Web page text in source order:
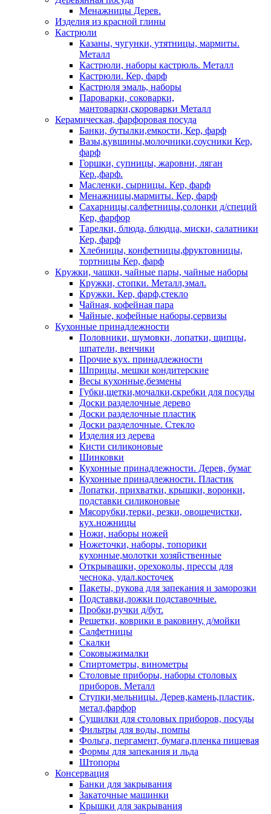
Менажницы Дерев.
Изделия из красной глины
Кастрюли
Казаны, чугунки, утятницы, мармиты.
Металл
Кастрюли, наборы кастрюль. Металл
Кастрюли. Кер, фарф
Кастрюля эмаль, наборы
Пароварки, соковарки,
мантоварки,скороварки Металл
Керамическая, фарфоровая посуда
Банки, бутылки,емкости, Кер, фарф
Вазы,кувшины,молочники,соусники Кер,
фарф
Горшки, супницы, жаровни, ляган
Кер.,фарф.
Масленки, сырницы. Кер, фарф
Менажницы,мармиты. Кер, фарф
Сахарницы,салфетницы,солонки д/специй
Кер, фарфор
Тарелки, блюда, блюдца, миски, салатники
Кер, фарф
Хлебницы, конфетницы,фруктовницы,
тортницы Кер, фарф
Кружки, чашки, чайные пары, чайные наборы
Кружки, стопки. Металл,эмал.
Кружки. Кер, фарф,стекло
Чайная, кофейная пара
Чайные, кофейные наборы,сервизы
Кухонные принадлежности
Половники, шумовки, лопатки, щипцы,
шпатели, венчики
Прочие кух. принадлежности
Шприцы, мешки кондитерские
Весы кухонные,безмены
Губки,щетки,мочалки,скребки для посуды
Доски разделочные дерево
Доски разделочные пластик
Доски разделочные. Стекло
Изделия из дерева
Кисти силиконовые
Шинковки
Кухонные принадлежности. Дерев, бумаг
Кухонные принадлежности. Пластик
Лопатки, прихватки, крышки, воронки,
подставки силиконовые
Мясорубки,терки, резки, овощечистки,
кух.ножницы
Ножи, наборы ножей
Ножеточки, наборы, топорики
кухонные,молотки хозяйственные
Открывашки, орехоколы, прессы для
чеснока, удал.косточек
Пакеты, рукова для запекания и заморозки
Подставки,ложки подставочные.
Пробки,ручки д/бут.
Решетки, коврики в раковину, д/мойки
Салфетницы
Скалки
Соковыжималки
Спиртометры, винометры
Столовые приборы, наборы столовых
приборов. Металл
Ступки,мельницы. Дерев,камень,пластик,
метал,фарфор
Сушилки для столовых приборов, посуды
Фильтры для воды, помпы
Фольга, пергамент, бумага,пленка пищевая
Формы для запекания и льда
Штопоры
Консервация
Банки для закрывания
Закаточные машинки
Крышки для закрывания